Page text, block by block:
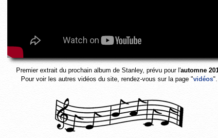
Premier extrait du prochain album de Stanley, prévu pour l'automne
Pour voir les autres vidéos du site, rendez-vous sur la page "vidéos".